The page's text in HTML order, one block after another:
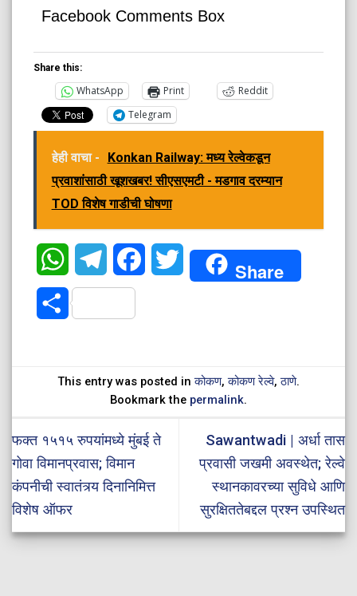
Facebook Comments Box
Share this:
WhatsApp Print
Reddit
Telegram
हेही वाचा -
Konkan Railway: मध्य रेल्वेकडून
प्रवाशांसाठी खूशखबर! सीएसएमटी - मडगाव दरम्यान
TOD विशेष गाडीची घोषणा
WhatsAppTelegramFacebookTwitter Share
Share
This entry was posted inकोकण,कोकण रेल्वे,ठाणे.
Bookmark the permalink.
फक्त १५१५ रुपयांमध्ये मुंबई ते
गोवा विमानप्रवास; विमान
कंपनीची स्वातंत्र्य दिनानिमित्त
विशेष ऑफर
Sawantwadi | अर्धा तास
प्रवासी जखमी अवस्थेत; रेल्वे
स्थानकावरच्या सुविधे आणि
सुरक्षिततेबद्दल प्रश्न उपस्थित